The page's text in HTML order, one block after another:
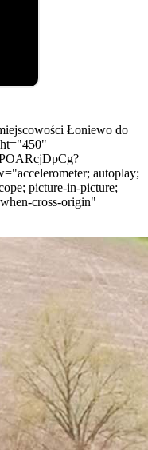
Łoniewo do
autoplay;
picture-in-picture;
cross-origin"